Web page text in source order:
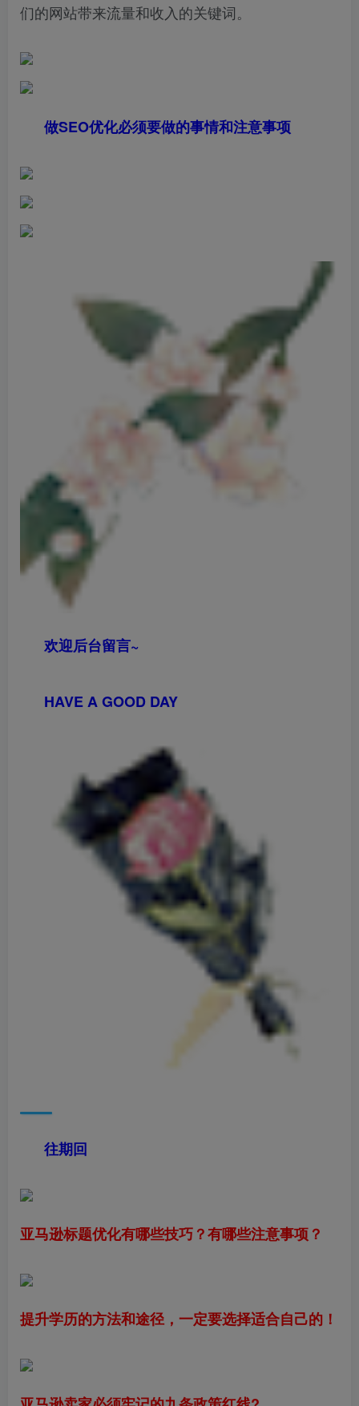
们的网站带来流量和收入的关键词。
做SEO优化必须要做的事情和注意事项
欢迎后台留言~
HAVE A GOOD DAY
往期回
亚马逊标题优化有哪些技巧？有哪些注意事项？
提升学历的方法和途径，一定要选择适合自己的！